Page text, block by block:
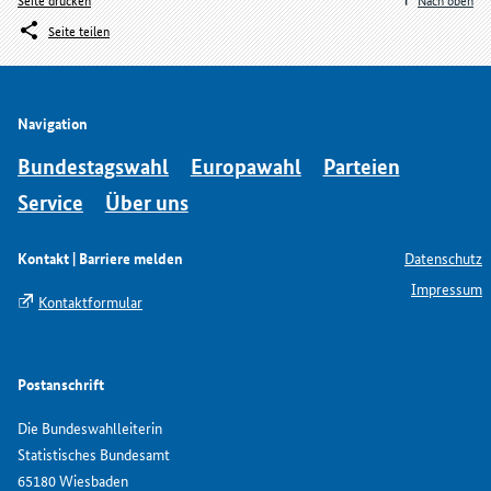
Fallzahlen der Geschlechtsausprägung „divers“ bzw. „ohne Angabe“
werden diese – zur Gewährleistung des Wahlgeheimnisses – mit der
Ausprägung „männlich“ gemeinsam erhoben und ausgewertet.
Nach oben
Seite teilen
Navigation
Bundestagswahl Europawahl
Parteien
Service
Über uns
Kontakt | Barriere melden
Kontaktformular
Postanschrift
Die Bundeswahlleiterin
Statistisches Bundesamt
65180 Wiesbaden
Datenschutz
Impressum